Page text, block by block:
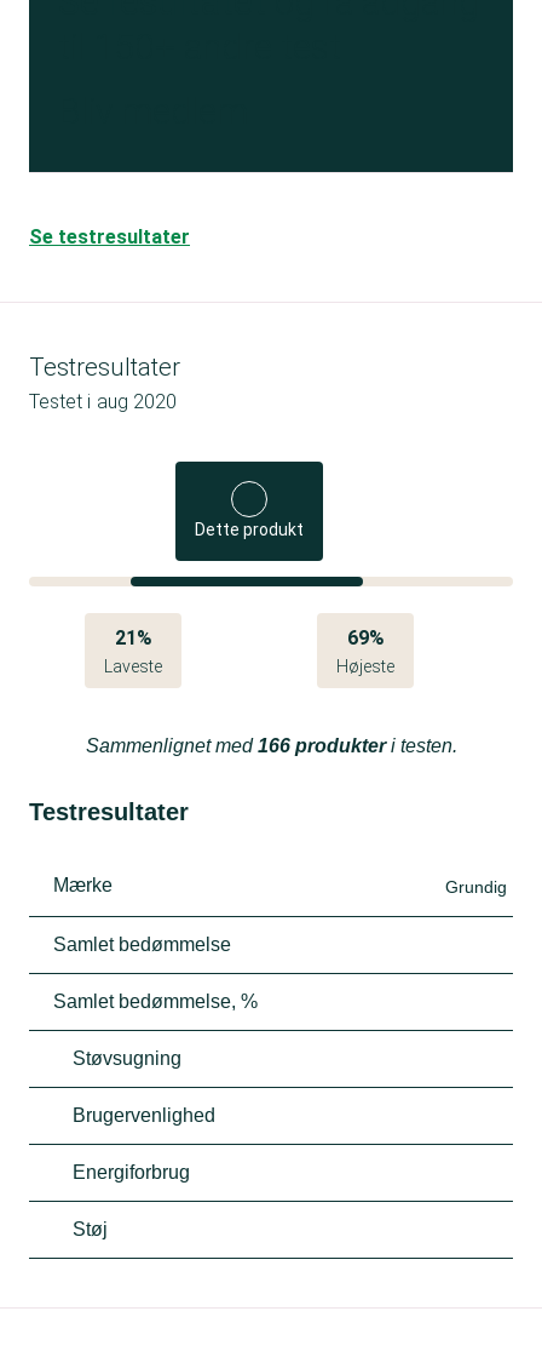
Se testresultater
Testresultater
Testet i aug 2020
Dette produkt
21%
Laveste
69%
Højeste
Sammenlignet med166 produkteri testen.
Testresultater
Mærke Grundig
Samlet bedømmelse
Samlet bedømmelse, %
Støvsugning
Brugervenlighed
Energiforbrug
Støj